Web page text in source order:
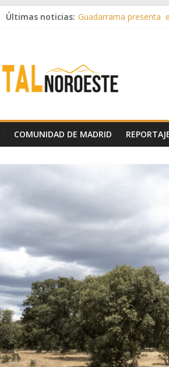
Últimas noticias: Guadarrama presenta
Alerta de consumos
COMUNIDAD DE MADRID